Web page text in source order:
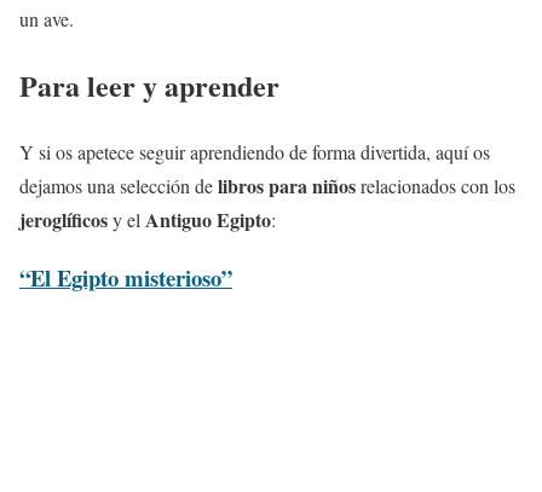
un ave.
Para leer y aprender
Y si os apetece seguir aprendiendo de forma divertida, aquí os
dejamos una selección delibros para niñosrelacionados con los
jeroglíficosy el Antiguo Egipto:
“El Egipto misterioso”